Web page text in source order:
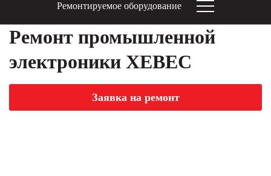
Ремонтируемое оборудование
Ремонт промышленной
электроники XEBEC
Заявка на ремонт